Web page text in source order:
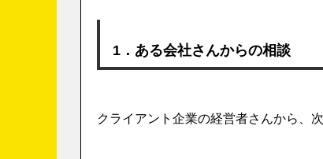
1．ある会社さんからの相談
クライアント企業の経営者さんから、